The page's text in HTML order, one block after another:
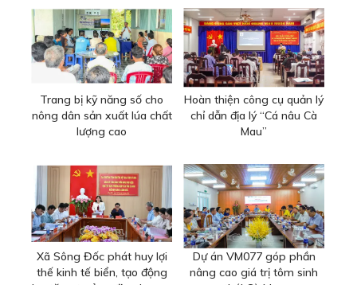
Trang bị kỹ năng số cho
nông dân sản xuất lúa chất
lượng cao
Hoàn thiện công cụ quản lý
chỉ dẫn địa lý “Cá nâu Cà
Mau”
Xã Sông Đốc phát huy lợi
thế kinh tế biển, tạo động
Dự án VM077 góp phần
nâng cao giá trị tôm sinh